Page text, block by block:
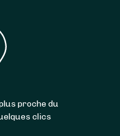
proche du
clics